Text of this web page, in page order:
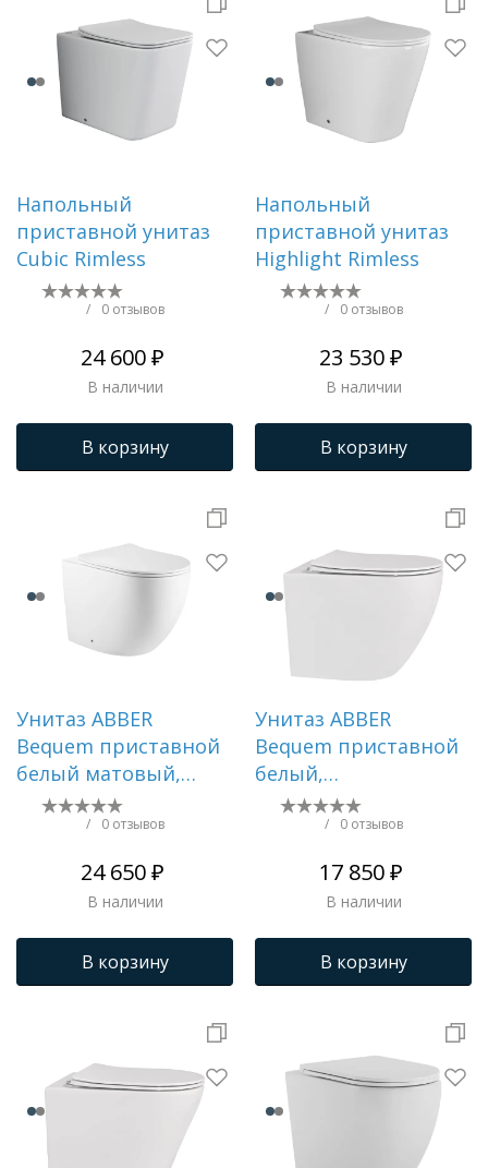
Напольный
приставной унитаз
Cubic Rimless
/ 0 отзывов
24 600 ₽
В наличии
В корзину
Напольный
приставной унитаз
Highlight Rimless
/ 0 отзывов
23 530 ₽
В наличии
В корзину
Унитаз ABBER
Bequem приставной
белый матовый,
безободковый, смыв
торнадо AC1111TMW
/ 0 отзывов
24 650 ₽
В наличии
В корзину
Унитаз ABBER
Bequem приставной
белый,
безободковый
/ 0 отзывов
17 850 ₽
В наличии
В корзину